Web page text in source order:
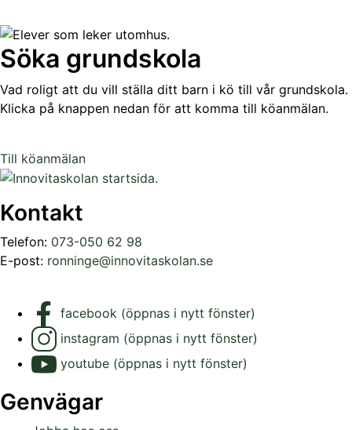
Söka grundskola
Vad roligt att du vill ställa ditt barn i kö till vår grundskola.
Klicka på knappen nedan för att komma till köanmälan.
Till köanmälan
Kontakt
Telefon: 073-050 62 98
E-post: ronninge@innovitaskolan.se
facebook (öppnas i nytt fönster)
instagram (öppnas i nytt fönster)
youtube (öppnas i nytt fönster)
Genvägar